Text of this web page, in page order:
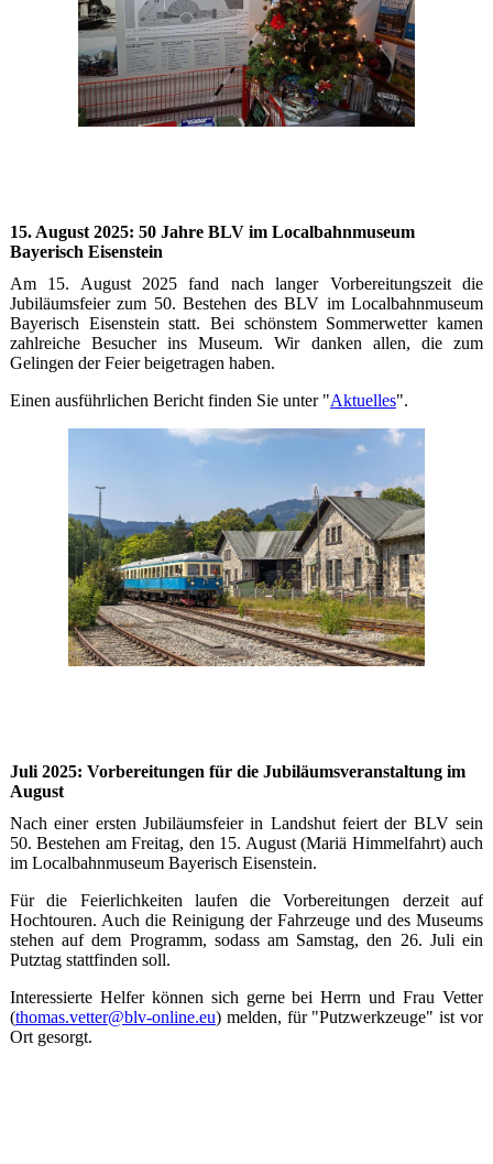
15. August 2025: 50 Jahre BLV im Localbahnmuseum
Bayerisch Eisenstein
Am 15. August 2025 fand nach langer Vorbereitungszeit die
Jubiläumsfeier zum 50. Bestehen des BLV im Localbahnmuseum
Bayerisch Eisenstein statt. Bei schönstem Sommerwetter kamen
zahlreiche Besucher ins Museum. Wir danken allen, die zum
Gelingen der Feier beigetragen haben.
Einen ausführlichen Bericht finden Sie unter "Aktuelles".
Juli 2025: Vorbereitungen für die Jubiläumsveranstaltung im
August
Nach einer ersten Jubiläumsfeier in Landshut feiert der BLV sein
50. Bestehen am Freitag, den 15. August (Mariä Himmelfahrt) auch
im Localbahnmuseum Bayerisch Eisenstein.
Für die Feierlichkeiten laufen die Vorbereitungen derzeit auf
Hochtouren. Auch die Reinigung der Fahrzeuge und des Museums
stehen auf dem Programm, sodass am Samstag, den 26. Juli ein
Putztag stattfinden soll.
Interessierte Helfer können sich gerne bei Herrn und Frau Vetter
(thomas.vetter@blv-online.eu) melden, für "Putzwerkzeuge" ist vor
Ort gesorgt.